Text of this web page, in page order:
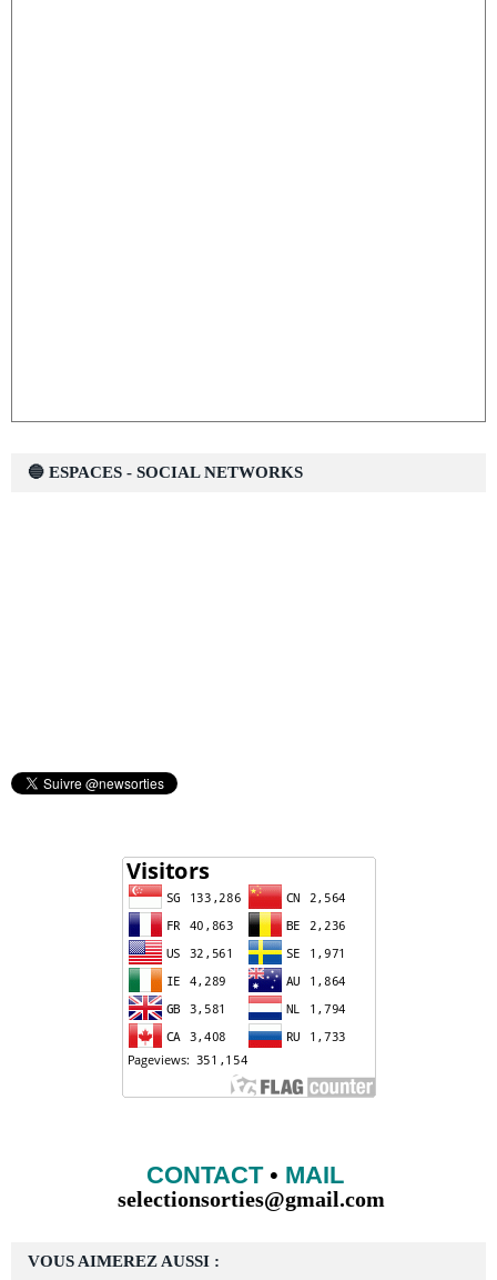
VOUS AIMEREZ AUSSI :
🔵 ESPACES - SOCIAL NETWORKS
CONTACT• MAIL
selectionsorties@gmail.com